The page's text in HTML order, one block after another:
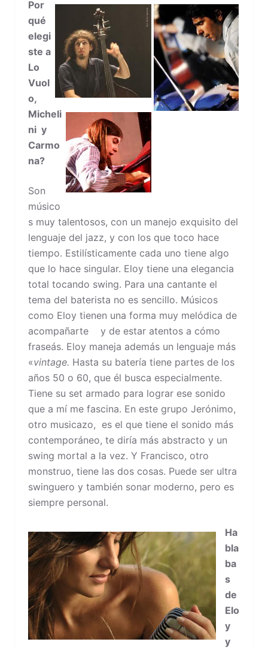
Por
qué
elegi
ste a
Lo
Vuol
o,
Micheli
ni y
Carmo
na?
Son
músico
s muy talentosos, con un manejo exquisito del
lenguaje del jazz, y con los que toco hace
tiempo. Estilísticamente cada uno tiene algo
que lo hace singular. Eloy tiene una elegancia
total tocando swing. Para una cantante el
tema del baterista no es sencillo. Músicos
como Eloy tienen una forma muy melódica de
acompañarte y de estar atentos a cómo
fraseás. Eloy maneja además un lenguaje más
«vintage. Hasta su batería tiene partes de los
años 50 o 60, que él busca especialmente.
Tiene su set armado para lograr ese sonido
que a mí me fascina. En este grupo Jerónimo,
otro musicazo, es el que tiene el sonido más
contemporáneo, te diría más abstracto y un
swing mortal a la vez. Y Francisco, otro
monstruo, tiene las dos cosas. Puede ser ultra
swinguero y también sonar moderno, pero es
siempre personal.
Ha
bla
ba
s
de
Elo
y
y